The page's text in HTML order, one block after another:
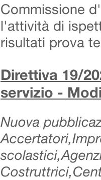
Commissione
l'attività di
risultati prova
Direttiva 19/
servizio -
Nuova